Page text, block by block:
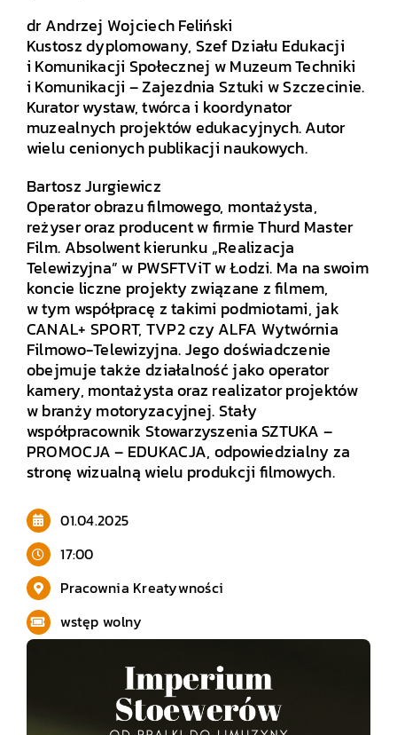
dr Andrzej Wojciech Feliński
Kustosz dyplomowany, Szef Działu Edukacji
i Komunikacji Społecznej w Muzeum Techniki
i Komunikacji – Zajezdnia Sztuki w Szczecinie.
Kurator wystaw, twórca i koordynator
muzealnych projektów edukacyjnych. Autor
wielu cenionych publikacji naukowych.
Bartosz Jurgiewicz
Operator obrazu filmowego, montażysta,
reżyser oraz producent w firmie Thurd Master
Film. Absolwent kierunku „Realizacja
Telewizyjna” w PWSFTViT w Łodzi. Ma na swoim
koncie liczne projekty związane z filmem,
w tym współpracę z takimi podmiotami, jak
CANAL+ SPORT, TVP2 czy ALFA Wytwórnia
Filmowo-Telewizyjna. Jego doświadczenie
obejmuje także działalność jako operator
kamery, montażysta oraz realizator projektów
w branży motoryzacyjnej. Stały
współpracownik Stowarzyszenia SZTUKA –
PROMOCJA – EDUKACJA, odpowiedzialny za
stronę wizualną wielu produkcji filmowych.
01.04.2025
17:00
Pracownia Kreatywności
wstęp wolny